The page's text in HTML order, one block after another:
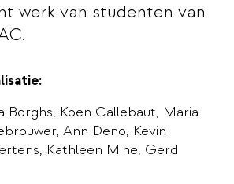
werk van studenten van
Borghs, Koen Callebaut, Maria
Ann Deno, Kevin
Kathleen Mine, Gerd